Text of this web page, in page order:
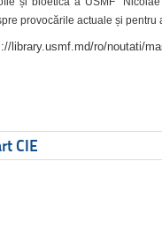
provocările actuale și
library.usmf.md/ro/noutati/
CIE